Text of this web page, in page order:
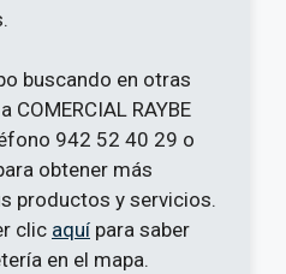
buscando en otras
RAYBE
942 52 40 29 o
obtener más
productos y servicios.
clic aquí para saber
en el mapa.